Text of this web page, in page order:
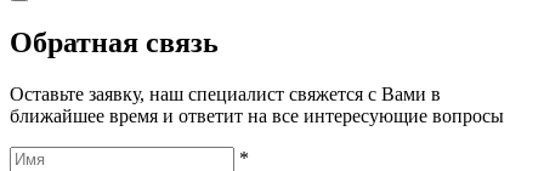
Обратная связь
Оставьте заявку, наш специалист свяжется с Вами в
ближайшее время и ответит на все интересующие вопросы
*